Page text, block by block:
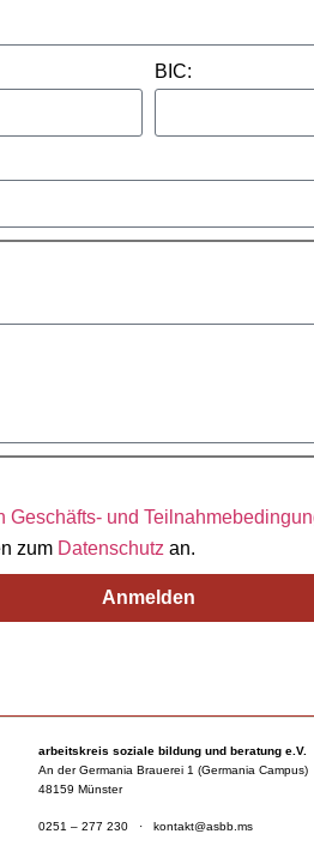
BIC:
Geschäfts- und
zum Datenschutz an.
Anmelden
arbeitskreis soziale bildung und beratung e.V.
An der Germania Brauerei 1 (Germania Campus)
48159 Münster
0251 – 277 230 ·kontakt@asbb.ms